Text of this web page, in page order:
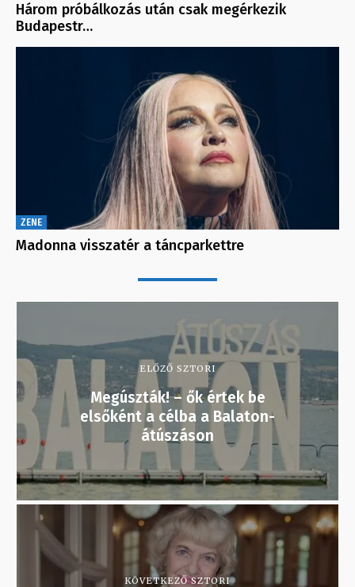
Három próbálkozás után csak megérkezik
Budapestr…
ZENE
Madonna visszatér a táncparkettre
ELŐZŐ SZTORI
Megúszták! – ők értek be
elsőként a célba a Balaton-
átúszáson
KÖVETKEZŐ SZTORI